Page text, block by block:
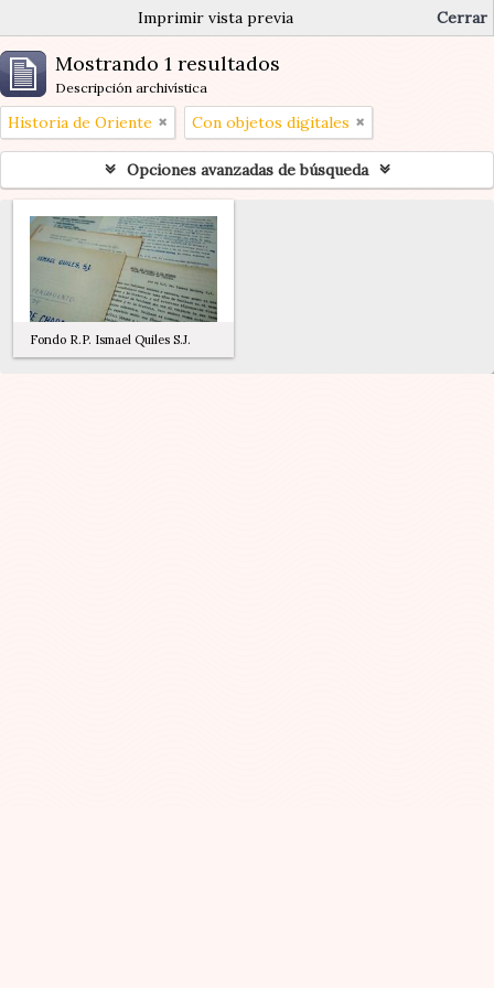
Imprimir vista previa Cerrar
Mostrando 1 resultados
Descripción archivística
Historia de Oriente Con objetos digitales
Opciones avanzadas de búsqueda
Fondo R.P. Ismael Quiles S.J.